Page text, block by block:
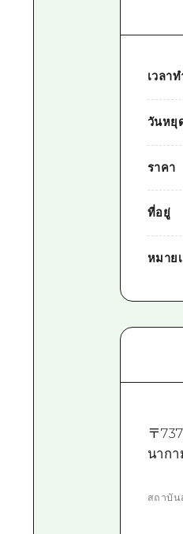
เวลา
วันหยุ
ราคา
ที่อยู่
หมาย
〒
นาก
สถาบัน